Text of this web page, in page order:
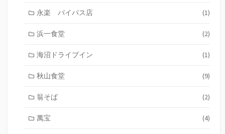
永楽 バイパス店 (1)
浜一食堂 (2)
海沼ドライブイン (1)
秋山食堂 (9)
翁そば (2)
萬宝 (4)